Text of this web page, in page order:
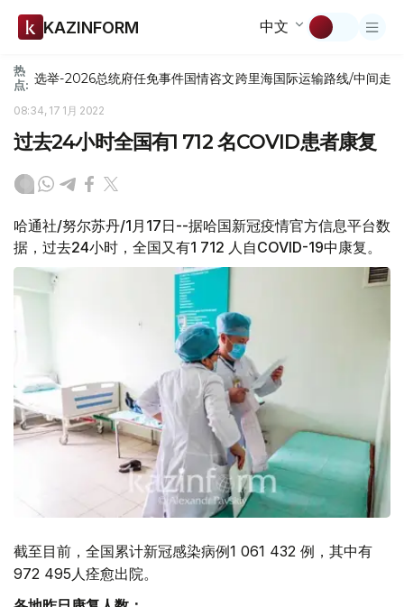
KAZINFORM 中文
热
点: 选举-2026总统府任免事件国情咨文跨里海国际运输路线/中间走廊
08:34, 17 1月 2022
过去24小时全国有1 712 名COVID患者康复
哈通社/努尔苏丹/1月17日--据哈国新冠疫情官方信息平台数
据，过去24小时，全国又有1 712 人自COVID-19中康复。
截至目前，全国累计新冠感染病例1 061 432 例，其中有
972 495人痊愈出院。